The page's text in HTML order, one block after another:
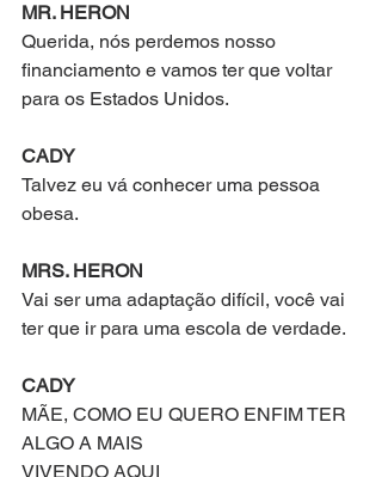
MR. HERON
Querida, nós perdemos nosso
financiamento e vamos ter que voltar
para os Estados Unidos.
CADY
Talvez eu vá conhecer uma pessoa
obesa.
MRS. HERON
Vai ser uma adaptação difícil, você vai
ter que ir para uma escola de verdade.
CADY
MÃE, COMO EU QUERO ENFIM TER
ALGO A MAIS
VIVENDO AQUI